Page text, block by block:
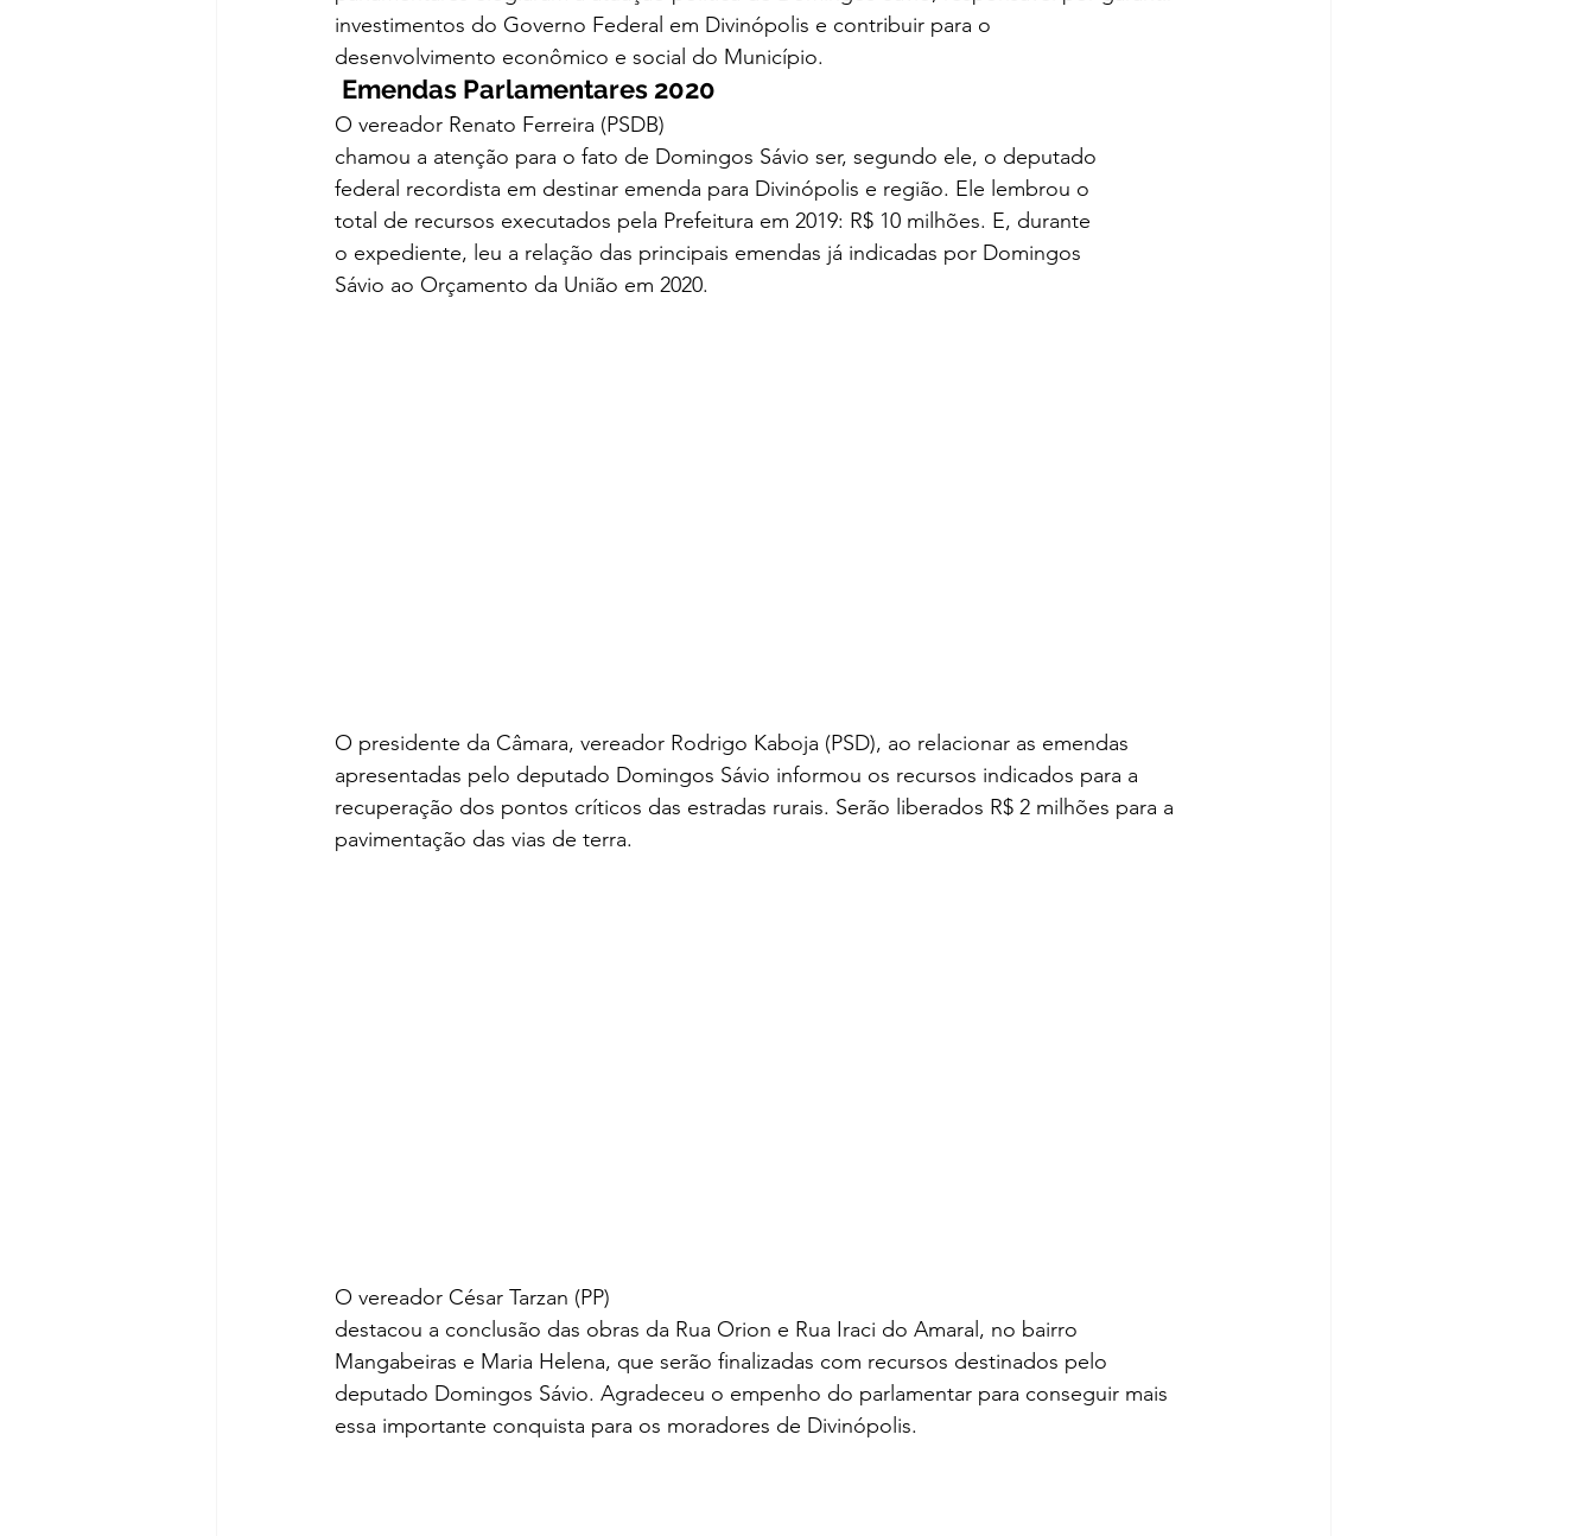
investimentos do Governo Federal em Divinópolis e contribuir para o
desenvolvimento econômico e social do Município.
Emendas Parlamentares 2020
O vereador Renato Ferreira (PSDB)
chamou a atenção para o fato de Domingos Sávio ser, segundo ele, o deputado
federal recordista em destinar emenda para Divinópolis e região. Ele lembrou o
total de recursos executados pela Prefeitura em 2019: R$ 10 milhões. E, durante
o expediente, leu a relação das principais emendas já indicadas por Domingos
Sávio ao Orçamento da União em 2020.
O presidente da Câmara, vereador Rodrigo Kaboja (PSD), ao relacionar as emendas
apresentadas pelo deputado Domingos Sávio informou os recursos indicados para a
recuperação dos pontos críticos das estradas rurais. Serão liberados R$ 2 milhões para a
pavimentação das vias de terra.
O vereador César Tarzan (PP)
destacou a conclusão das obras da Rua Orion e Rua Iraci do Amaral, no bairro
Mangabeiras e Maria Helena, que serão finalizadas com recursos destinados pelo
deputado Domingos Sávio. Agradeceu o empenho do parlamentar para conseguir mais
essa importante conquista para os moradores de Divinópolis.